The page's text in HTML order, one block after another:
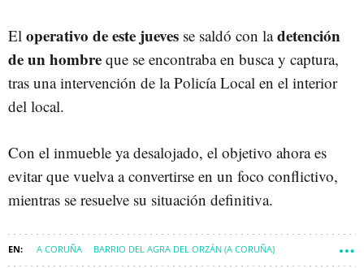
El operativo de este jueves se saldó con ladetención
de un hombre que se encontraba en busca y captura,
tras una intervención de la Policía Local en el interior
del local.
Con el inmueble ya desalojado, el objetivo ahora es
evitar que vuelva a convertirse en un foco conflictivo,
mientras se resuelve su situación definitiva.
A CORUÑA BARRIO DEL AGRA DEL ORZÁN (A CORUÑA)